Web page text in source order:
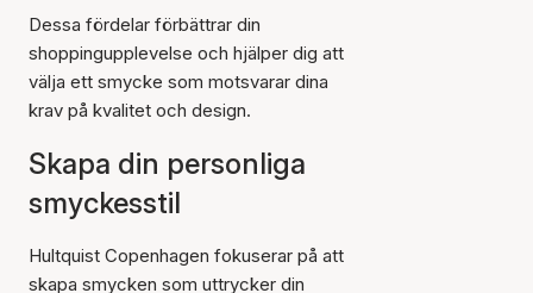
Dessa fördelar förbättrar din
shoppingupplevelse och hjälper dig att
välja ett smycke som motsvarar dina
krav på kvalitet och design.
Skapa din personliga
smyckesstil
Hultquist Copenhagen fokuserar på att
skapa smycken som uttrycker din